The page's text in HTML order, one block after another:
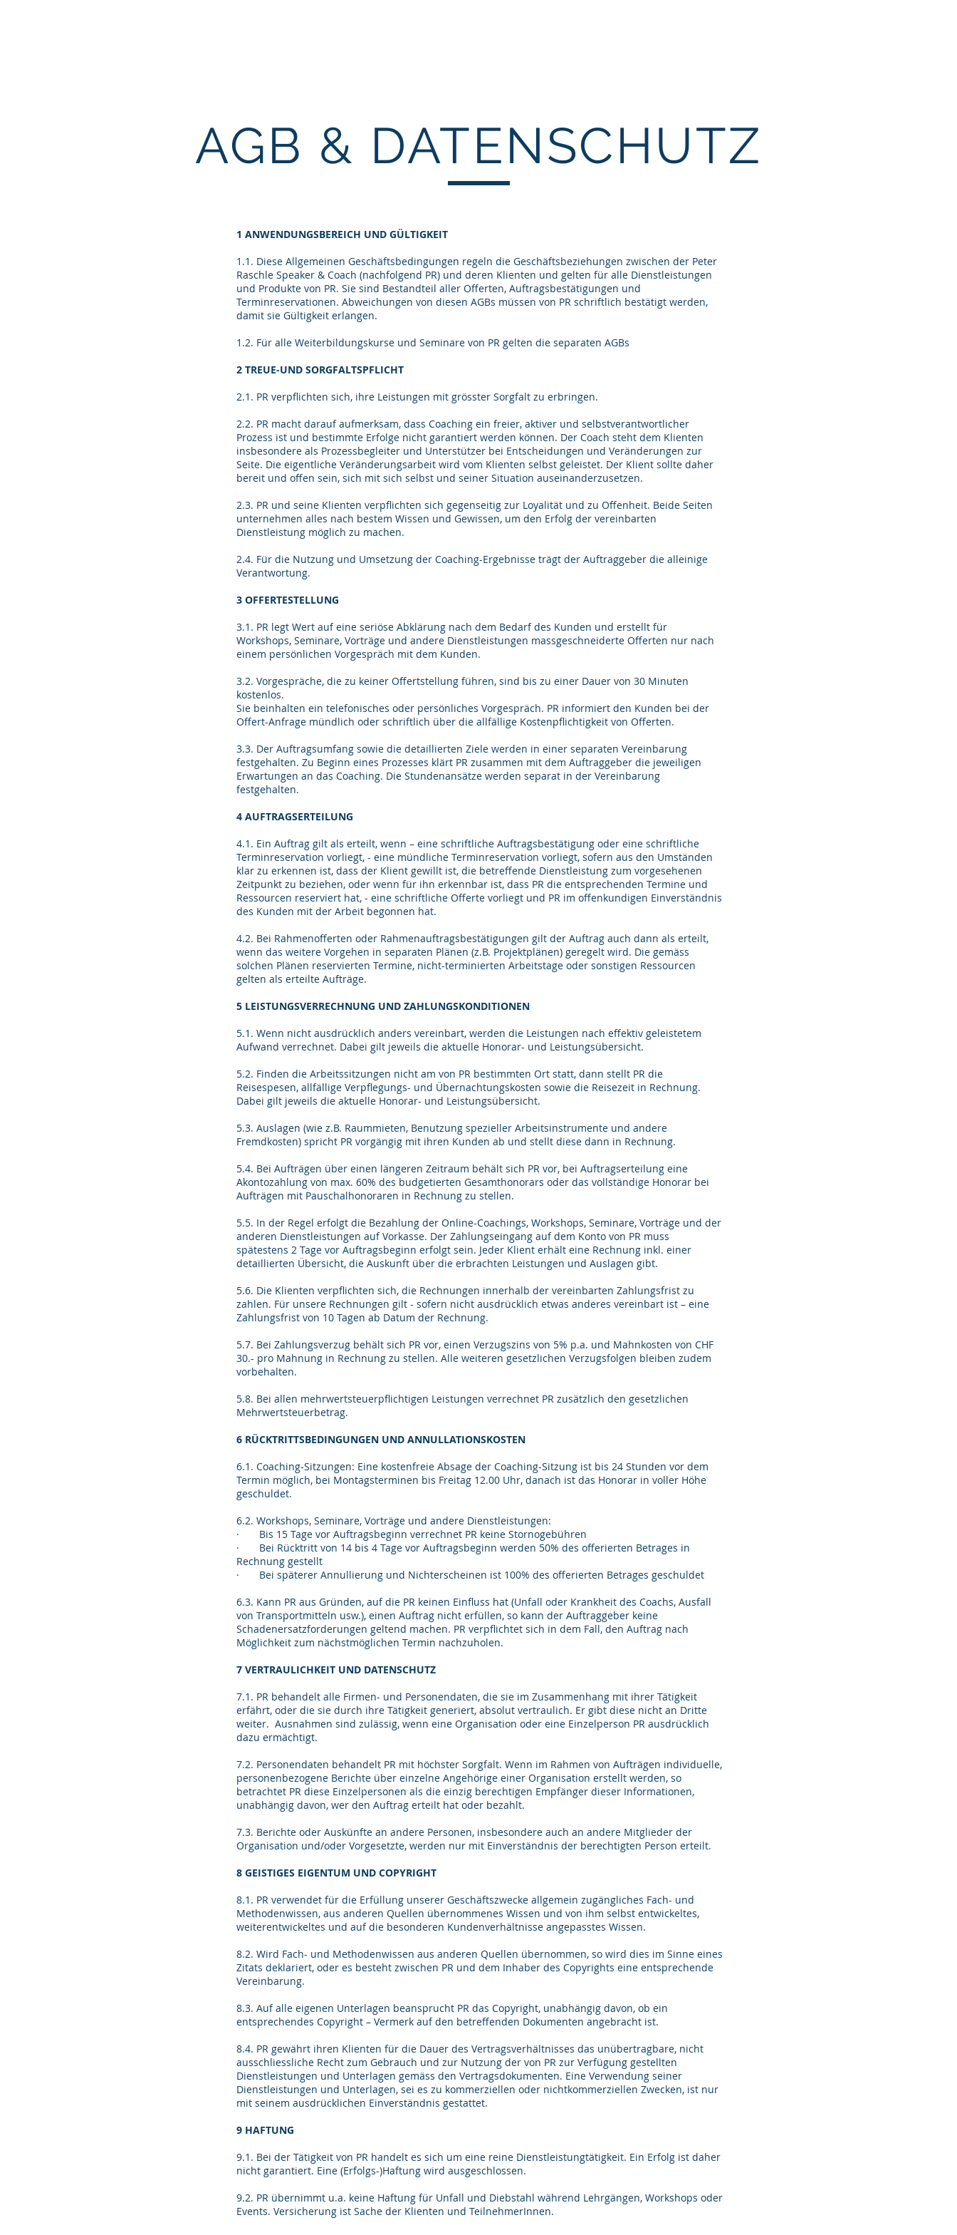
AGB & DATENSCHUTZ
1 ANWENDUNGSBEREICH UND GÜLTIGKEIT
1.1. Diese Allgemeinen Geschäftsbedingungen regeln die Geschäftsbeziehungen zwischen der Peter
Raschle Speaker & Coach (nachfolgend PR) und deren Klienten und gelten für alle Dienstleistungen
und Produkte von PR. Sie sind Bestandteil aller Offerten, Auftragsbestätigungen und
Terminreservationen. Abweichungen von diesen AGBs müssen von PR schriftlich bestätigt werden,
damit sie Gültigkeit erlangen.
1.2. Für alle Weiterbildungskurse und Seminare von PR gelten die separaten AGBs
2 TREUE-UND SORGFALTSPFLICHT
2.1. PR verpflichten sich, ihre Leistungen mit grösster Sorgfalt zu erbringen.
2.2. PR macht darauf aufmerksam, dass Coaching ein freier, aktiver und selbstverantwortlicher
Prozess ist und bestimmte Erfolge nicht garantiert werden können. Der Coach steht dem Klienten
insbesondere als Prozessbegleiter und Unterstützer bei Entscheidungen und Veränderungen zur
Seite. Die eigentliche Veränderungsarbeit wird vom Klienten selbst geleistet. Der Klient sollte daher
bereit und offen sein, sich mit sich selbst und seiner Situation auseinanderzusetzen.
2.3. PR und seine Klienten verpflichten sich gegenseitig zur Loyalität und zu Offenheit. Beide Seiten
unternehmen alles nach bestem Wissen und Gewissen, um den Erfolg der vereinbarten
Dienstleistung möglich zu machen.
2.4. Für die Nutzung und Umsetzung der Coaching-Ergebnisse trägt der Auftraggeber die alleinige
Verantwortung.
3 OFFERTESTELLUNG
3.1. PR legt Wert auf eine seriöse Abklärung nach dem Bedarf des Kunden und erstellt für
Workshops, Seminare, Vorträge und andere Dienstleistungen massgeschneiderte Offerten nur nach
einem persönlichen Vorgespräch mit dem Kunden.
3.2. Vorgespräche, die zu keiner Offertstellung führen, sind bis zu einer Dauer von 30 Minuten
kostenlos.
Sie beinhalten ein telefonisches oder persönliches Vorgespräch. PR informiert den Kunden bei der
Offert-Anfrage mündlich oder schriftlich über die allfällige Kostenpflichtigkeit von Offerten.
3.3. Der Auftragsumfang sowie die detaillierten Ziele werden in einer separaten Vereinbarung
festgehalten. Zu Beginn eines Prozesses klärt PR zusammen mit dem Auftraggeber die jeweiligen
Erwartungen an das Coaching. Die Stundenansätze werden separat in der Vereinbarung
festgehalten.
4 AUFTRAGSERTEILUNG
4.1. Ein Auftrag gilt als erteilt, wenn – eine schriftliche Auftragsbestätigung oder eine schriftliche
Terminreservation vorliegt, - eine mündliche Terminreservation vorliegt, sofern aus den Umständen
klar zu erkennen ist, dass der Klient gewillt ist, die betreffende Dienstleistung zum vorgesehenen
Zeitpunkt zu beziehen, oder wenn für ihn erkennbar ist, dass PR die entsprechenden Termine und
Ressourcen reserviert hat, - eine schriftliche Offerte vorliegt und PR im offenkundigen Einverständnis
des Kunden mit der Arbeit begonnen hat.
4.2. Bei Rahmenofferten oder Rahmenauftragsbestätigungen gilt der Auftrag auch dann als erteilt,
wenn das weitere Vorgehen in separaten Plänen (z.B. Projektplänen) geregelt wird. Die gemäss
solchen Plänen reservierten Termine, nicht-terminierten Arbeitstage oder sonstigen Ressourcen
gelten als erteilte Aufträge.
5 LEISTUNGSVERRECHNUNG UND ZAHLUNGSKONDITIONEN
5.1. Wenn nicht ausdrücklich anders vereinbart, werden die Leistungen nach effektiv geleistetem
Aufwand verrechnet. Dabei gilt jeweils die aktuelle Honorar- und Leistungsübersicht.
5.2. Finden die Arbeitssitzungen nicht am von PR bestimmten Ort statt, dann stellt PR die
Reisespesen, allfällige Verpflegungs- und Übernachtungskosten sowie die Reisezeit in Rechnung.
Dabei gilt jeweils die aktuelle Honorar- und Leistungsübersicht.
5.3. Auslagen (wie z.B. Raummieten, Benutzung spezieller Arbeitsinstrumente und andere
Fremdkosten) spricht PR vorgängig mit ihren Kunden ab und stellt diese dann in Rechnung.
5.4. Bei Aufträgen über einen längeren Zeitraum behält sich PR vor, bei Auftragserteilung eine
Akontozahlung von max. 60% des budgetierten Gesamthonorars oder das vollständige Honorar bei
Aufträgen mit Pauschalhonoraren in Rechnung zu stellen.
5.5. In der Regel erfolgt die Bezahlung der Online-Coachings, Workshops, Seminare, Vorträge und der
anderen Dienstleistungen auf Vorkasse. Der Zahlungseingang auf dem Konto von PR muss
spätestens 2 Tage vor Auftragsbeginn erfolgt sein. Jeder Klient erhält eine Rechnung inkl. einer
detaillierten Übersicht, die Auskunft über die erbrachten Leistungen und Auslagen gibt.
5.6. Die Klienten verpflichten sich, die Rechnungen innerhalb der vereinbarten Zahlungsfrist zu
zahlen. Für unsere Rechnungen gilt - sofern nicht ausdrücklich etwas anderes vereinbart ist – eine
Zahlungsfrist von 10 Tagen ab Datum der Rechnung.
5.7. Bei Zahlungsverzug behält sich PR vor, einen Verzugszins von 5% p.a. und Mahnkosten von CHF
30.- pro Mahnung in Rechnung zu stellen. Alle weiteren gesetzlichen Verzugsfolgen bleiben zudem
vorbehalten.
5.8. Bei allen mehrwertsteuerpflichtigen Leistungen verrechnet PR zusätzlich den gesetzlichen
Mehrwertsteuerbetrag.
6 RÜCKTRITTSBEDINGUNGEN UND ANNULLATIONSKOSTEN
6.1. Coaching-Sitzungen: Eine kostenfreie Absage der Coaching-Sitzung ist bis 24 Stunden vor dem
Termin möglich, bei Montagsterminen bis Freitag 12.00 Uhr, danach ist das Honorar in voller Höhe
geschuldet.
6.2. Workshops, Seminare, Vorträge und andere Dienstleistungen:
· Bis 15 Tage vor Auftragsbeginn verrechnet PR keine Stornogebühren
· Bei Rücktritt von 14 bis 4 Tage vor Auftragsbeginn werden 50% des offerierten Betrages in
Rechnung gestellt
· Bei späterer Annullierung und Nichterscheinen ist 100% des offerierten Betrages geschuldet
6.3. Kann PR aus Gründen, auf die PR keinen Einfluss hat (Unfall oder Krankheit des Coachs, Ausfall
von Transportmitteln usw.), einen Auftrag nicht erfüllen, so kann der Auftraggeber keine
Schadenersatzforderungen geltend machen. PR verpflichtet sich in dem Fall, den Auftrag nach
Möglichkeit zum nächstmöglichen Termin nachzuholen.
7 VERTRAULICHKEIT UND DATENSCHUTZ
7.1. PR behandelt alle Firmen- und Personendaten, die sie im Zusammenhang mit ihrer Tätigkeit
erfährt, oder die sie durch ihre Tätigkeit generiert, absolut vertraulich. Er gibt diese nicht an Dritte
weiter. Ausnahmen sind zulässig, wenn eine Organisation oder eine Einzelperson PR ausdrücklich
dazu ermächtigt.
7.2. Personendaten behandelt PR mit höchster Sorgfalt. Wenn im Rahmen von Aufträgen individuelle,
personenbezogene Berichte über einzelne Angehörige einer Organisation erstellt werden, so
betrachtet PR diese Einzelpersonen als die einzig berechtigen Empfänger dieser Informationen,
unabhängig davon, wer den Auftrag erteilt hat oder bezahlt.
7.3. Berichte oder Auskünfte an andere Personen, insbesondere auch an andere Mitglieder der
Organisation und/oder Vorgesetzte, werden nur mit Einverständnis der berechtigten Person erteilt.
8 GEISTIGES EIGENTUM UND COPYRIGHT
8.1. PR verwendet für die Erfüllung unserer Geschäftszwecke allgemein zugängliches Fach- und
Methodenwissen, aus anderen Quellen übernommenes Wissen und von ihm selbst entwickeltes,
weiterentwickeltes und auf die besonderen Kundenverhältnisse angepasstes Wissen.
8.2. Wird Fach- und Methodenwissen aus anderen Quellen übernommen, so wird dies im Sinne eines
Zitats deklariert, oder es besteht zwischen PR und dem Inhaber des Copyrights eine entsprechende
Vereinbarung.
8.3. Auf alle eigenen Unterlagen beansprucht PR das Copyright, unabhängig davon, ob ein
entsprechendes Copyright – Vermerk auf den betreffenden Dokumenten angebracht ist.
8.4. PR gewährt ihren Klienten für die Dauer des Vertragsverhältnisses das unübertragbare, nicht
ausschliessliche Recht zum Gebrauch und zur Nutzung der von PR zur Verfügung gestellten
Dienstleistungen und Unterlagen gemäss den Vertragsdokumenten. Eine Verwendung seiner
Dienstleistungen und Unterlagen, sei es zu kommerziellen oder nichtkommerziellen Zwecken, ist nur
mit seinem ausdrücklichen Einverständnis gestattet.
9 HAFTUNG
9.1. Bei der Tätigkeit von PR handelt es sich um eine reine Dienstleistungtätigkeit. Ein Erfolg ist daher
nicht garantiert. Eine (Erfolgs-)Haftung wird ausgeschlossen.
9.2. PR übernimmt u.a. keine Haftung für Unfall und Diebstahl während Lehrgängen, Workshops oder
Events. Versicherung ist Sache der Klienten und TeilnehmerInnen.